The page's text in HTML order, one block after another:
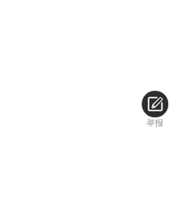
举报